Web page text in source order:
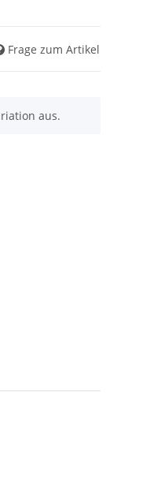
Frage zum Artikel
aus.